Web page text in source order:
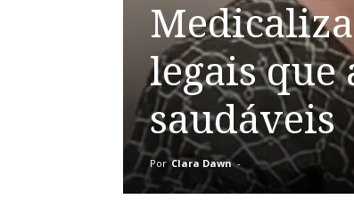
legais que
saudáveis
Por Clara Dawn -